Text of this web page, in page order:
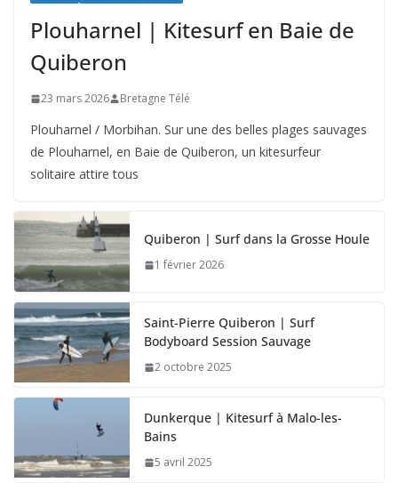
Plouharnel | Kitesurf en Baie de
Quiberon
23 mars 2026 Bretagne Télé
Plouharnel / Morbihan. Sur une des belles plages sauvages
de Plouharnel, en Baie de Quiberon, un kitesurfeur
solitaire attire tous
Quiberon | Surf dans la Grosse Houle
1 février 2026
Saint-Pierre Quiberon | Surf
Bodyboard Session Sauvage
2 octobre 2025
Dunkerque | Kitesurf à Malo-les-
Bains
5 avril 2025